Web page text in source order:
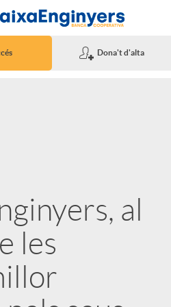
Dona't d'alta
al
les